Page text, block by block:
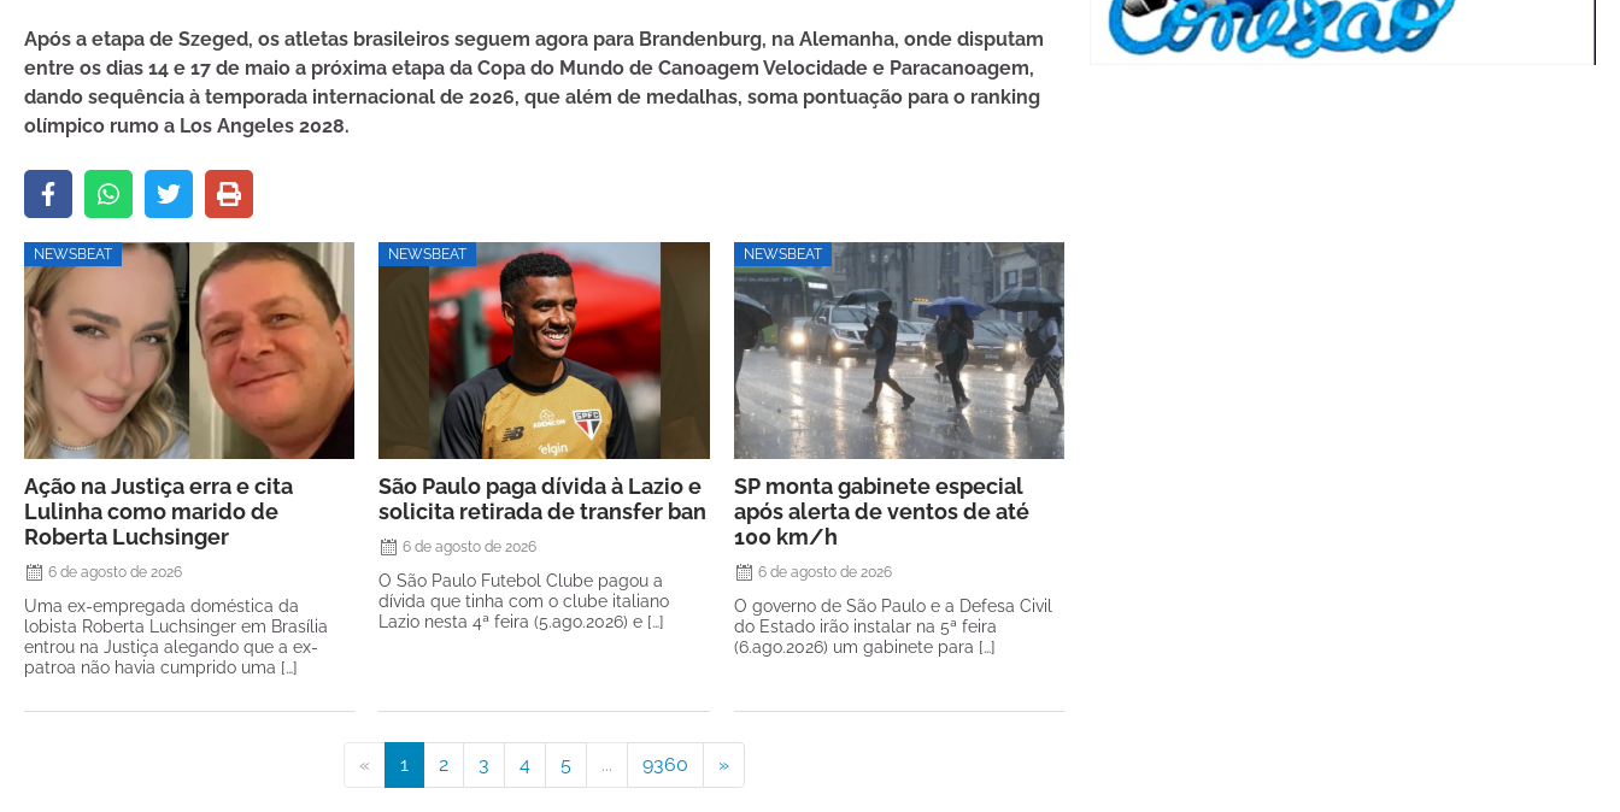
Após a etapa de Szeged, os atletas brasileiros seguem agora para Brandenburg, na Alemanha, onde disputam
entre os dias 14 e 17 de maio a próxima etapa da Copa do Mundo de Canoagem Velocidade e Paracanoagem,
dando sequência à temporada internacional de 2026, que além de medalhas, soma pontuação para o ranking
olímpico rumo a Los Angeles 2028.
NEWSBEAT
Ação na Justiça erra e cita
Lulinha como marido de
Roberta Luchsinger
6 de agosto de 2026
Uma ex-empregada doméstica da
lobista Roberta Luchsinger em Brasília
entrou na Justiça alegando que a ex-
patroa não havia cumprido uma […]
NEWSBEAT
São Paulo paga dívida à Lazio e
solicita retirada de transfer ban
6 de agosto de 2026
O São Paulo Futebol Clube pagou a
dívida que tinha com o clube italiano
Lazio nesta 4ª feira (5.ago.2026) e […]
NEWSBEAT
SP monta gabinete especial
após alerta de ventos de até
100 km/h
6 de agosto de 2026
O governo de São Paulo e a Defesa Civil
do Estado irão instalar na 5ª feira
(6.ago.2026) um gabinete para […]
« 1 2 3 4 5 ... 9360 »